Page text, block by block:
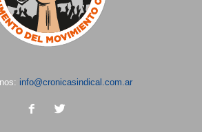
info@cronicasindical.com.ar